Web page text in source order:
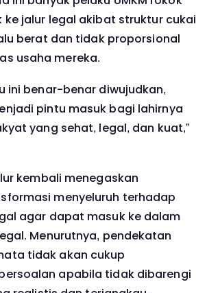
ke jalur legal akibat struktur cukai
berat dan tidak proporsional
usaha mereka.
ini benar-benar diwujudkan,
pintu masuk bagi lahirnya
yang sehat, legal, dan kuat,”
kembali menegaskan
menyeluruh terhadap
agar dapat masuk ke dalam
Menurutnya, pendekatan
tidak akan cukup
apabila tidak dibarengi